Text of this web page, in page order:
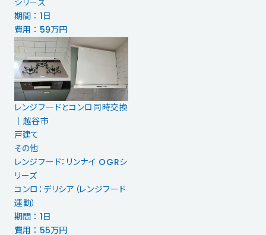
シリーズ
期間 ： 1日
費用 ： 59万円
レンジフードとコンロ同時交換
│越谷市
戸建て
その他
レンジフード：リンナイ OGRシ
リーズ
コンロ：デリシア（レンジフード
連動）
期間 ： 1日
費用 ： 55万円